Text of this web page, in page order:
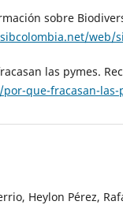
sobre
web/
las pymes.
que-fracasan-las-
Heylon Pérez,